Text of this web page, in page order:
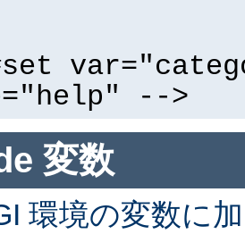
-->
変数
環境の変数に